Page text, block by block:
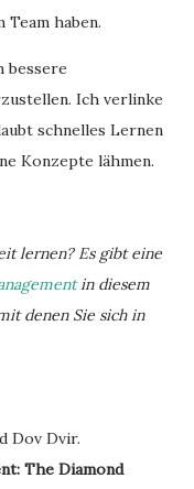
haben.
bessere
Ich verlinke
schnelles Lernen
Konzepte lähmen.
lernen? Es gibt eine
in diesem
denen Sie sich in
Dov Dvir.
The Diamond